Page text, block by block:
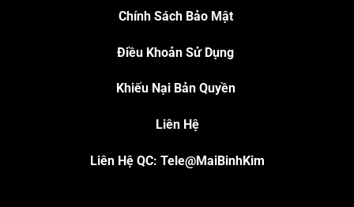
Chính Sách Bảo Mật
Điều Khoản Sử Dụng
Khiếu Nại Bản Quyền
Liên Hệ
Liên Hệ QC: Tele@MaiBinhKim